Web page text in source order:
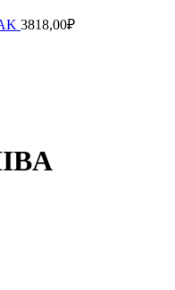
3818,00₽